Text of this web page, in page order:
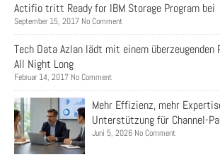
Actifio tritt Ready for IBM Storage Program bei
September 15, 2017 No Comment
Tech Data Azlan lädt mit einem überzeugenden
All Night Long
Februar 14, 2017 No Comment
Mehr Effizienz, mehr
Unterstützung für Channel-
Juni 5, 2026 No Comment